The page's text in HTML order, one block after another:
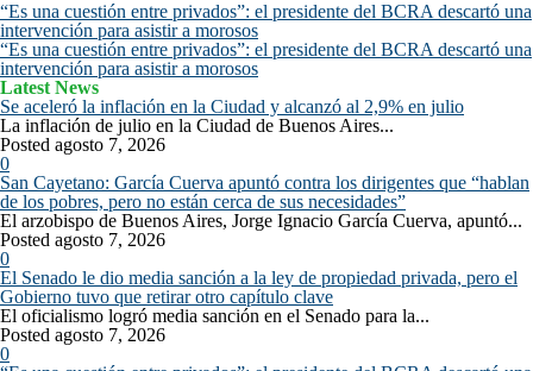
“Es una cuestión entre privados”: el presidente del BCRA descartó una
intervención para asistir a morosos
“Es una cuestión entre privados”: el presidente del BCRA descartó una
intervención para asistir a morosos
Latest News
Se aceleró la inflación en la Ciudad y alcanzó al 2,9% en julio
La inflación de julio en la Ciudad de Buenos Aires...
Posted agosto 7, 2026
0
San Cayetano: García Cuerva apuntó contra los dirigentes que “hablan
de los pobres, pero no están cerca de sus necesidades”
El arzobispo de Buenos Aires, Jorge Ignacio García Cuerva, apuntó...
Posted agosto 7, 2026
0
El Senado le dio media sanción a la ley de propiedad privada, pero el
Gobierno tuvo que retirar otro capítulo clave
El oficialismo logró media sanción en el Senado para la...
Posted agosto 7, 2026
0